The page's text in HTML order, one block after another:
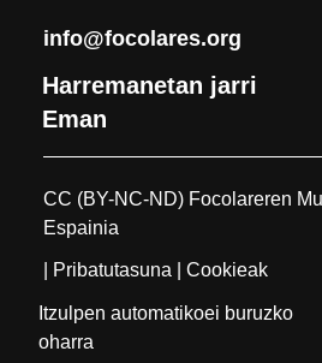
info@focolares.org
Harremanetan jarri
Eman
CC (BY-NC-ND) Focolareren
Espainia
| Pribatutasuna | Cookieak
Itzulpen automatikoei buruzko
oharra